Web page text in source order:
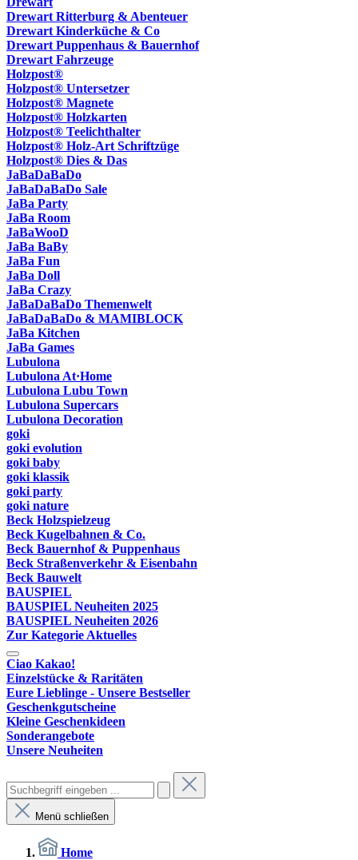
Drewart Ritterburg & Abenteuer
Drewart Kinderküche & Co
Drewart Puppenhaus & Bauernhof
Drewart Fahrzeuge
Holzpost®
Holzpost® Untersetzer
Holzpost® Magnete
Holzpost® Holzkarten
Holzpost® Teelichthalter
Holzpost® Holz-Art Schriftzüge
Holzpost® Dies & Das
JaBaDaBaDo
JaBaDaBaDo Sale
JaBa Party
JaBa Room
JaBaWooD
JaBa BaBy
JaBa Fun
JaBa Doll
JaBa Crazy
JaBaDaBaDo Themenwelt
JaBaDaBaDo & MAMIBLOCK
JaBa Kitchen
JaBa Games
Lubulona
Lubulona At·Home
Lubulona Lubu Town
Lubulona Supercars
Lubulona Decoration
goki
goki evolution
goki baby
goki klassik
goki party
goki nature
Beck Holzspielzeug
Beck Kugelbahnen & Co.
Beck Bauernhof & Puppenhaus
Beck Straßenverkehr & Eisenbahn
Beck Bauwelt
BAUSPIEL
BAUSPIEL Neuheiten 2025
BAUSPIEL Neuheiten 2026
Zur Kategorie Aktuelles
Ciao Kakao!
Einzelstücke & Raritäten
Eure Lieblinge - Unsere Bestseller
Geschenkgutscheine
Kleine Geschenkideen
Sonderangebote
Unsere Neuheiten
Menü schließen
Home